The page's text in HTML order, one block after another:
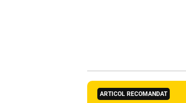
ARTICOL RECOMANDAT